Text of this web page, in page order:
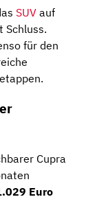
SUV auf
Schluss.
für den
Cupra
Euro